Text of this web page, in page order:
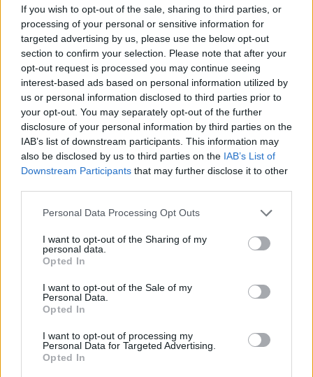
If you wish to opt-out of the sale, sharing to third parties, or
processing of your personal or sensitive information for
targeted advertising by us, please use the below opt-out
section to confirm your selection. Please note that after your
opt-out request is processed you may continue seeing
interest-based ads based on personal information utilized by
us or personal information disclosed to third parties prior to
your opt-out. You may separately opt-out of the further
disclosure of your personal information by third parties on the
IAB’s list of downstream participants. This information may
also be disclosed by us to third parties on the IAB’s List of
Downstream Participants that may further disclose it to other
Personal Data Processing Opt Outs
I want to opt-out of the Sharing of my
personal data.
Opted In
I want to opt-out of the Sale of my
Personal Data.
Opted In
I want to opt-out of processing my
Personal Data for Targeted Advertising.
Opted In